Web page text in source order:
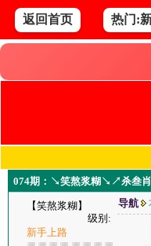
返回首页 热门:
074期：↘笑熬浆糊↘↗杀
【笑熬浆糊】
级别:
新手上路
导航